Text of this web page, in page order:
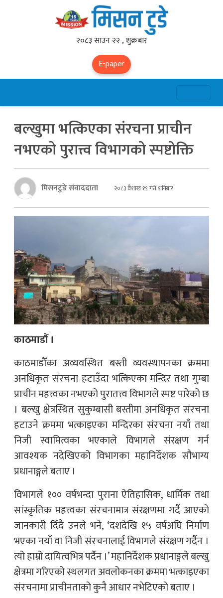
२०८३ साउन २२ , शुक्रबार
E-paper
बल्खुमा भत्किएका संरचना प्राचीन
नभएको पुरात्त्व विभागको स्पष्टोक्ति
मिसनटुडे संवाददाता २०८३ वैशाख १९ गते शनिबार
काठमाडौँ ।
काठमाडौँका अव्यवस्थित बस्ती व्यवस्थापनका क्रममा
अनधिकृत संरचना हटाउँदा भत्किएका मन्दिर तथा गुम्बा
प्राचीन महत्त्वका नभएको पुरातत्त्व विभागले स्पष्ट पारेको छ
। बल्खु क्षेत्रस्थित सुकुम्बासी बस्तीमा अनधिकृत संरचना
हटाउने क्रममा भत्काइएका मन्दिरका संरचना नयाँ तथा
निजी स्वामित्वका भएकाले विभागले संरक्षण गर्न
आवश्यक नदेखिएको विभागका महानिर्देशक सौभाग्य
प्रधानाङ्गले बताए ।
विभागले १०० वर्षभन्दा पुराना ऐतिहासिक, धार्मिक तथा
सांस्कृतिक महत्त्वका संरचनामात्र संरक्षणमा गर्दै आएको
जानकारी दिँदै उनले भने, ‘दशदेखि १५ वर्षअघि निर्माण
भएका नयाँ वा निजी संरचनालाई विभागले संरक्षण गर्दैन ।
त्यो हाम्रो दायित्वभित्र पर्दैन ।’ महानिर्देशक प्रधानाङ्गले बल्खु
क्षेत्रमा गरिएको स्थलगत अवलोकनका क्रममा भत्काइएका
संरचनामा प्राचीनताको कुनै आधार नभेटिएको बताए ।